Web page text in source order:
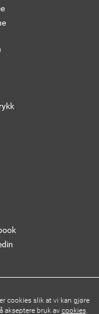
cookies slik at vi kan gjøre
akseptere bruk av cookies.